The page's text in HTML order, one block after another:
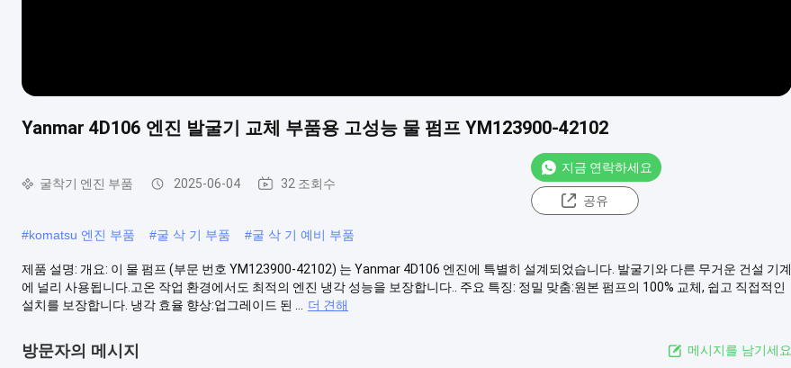
Yanmar 4D106 엔진 발굴기 교체 부품용 고성능 물 펌프 YM123900-42102
굴착기 엔진 부품 2025-06-04 32 조회수
지금 연락하세요
공유
#komatsu 엔진 부품 #굴 삭 기 부품 #굴 삭 기 예비 부품
제품 설명: 개요: 이 물 펌프 (부문 번호 YM123900-42102) 는 Yanmar 4D106 엔진에 특별히 설계되었습니다. 발굴기와 다른 무거운 건설 기계
에 널리 사용됩니다.고온 작업 환경에서도 최적의 엔진 냉각 성능을 보장합니다.. 주요 특징: 정밀 맞춤:원본 펌프의 100% 교체, 쉽고 직접적인
설치를 보장합니다. 냉각 효율 향상:업그레이드 된 ...
더 견해
방문자의 메시지 메시지를 남기세요